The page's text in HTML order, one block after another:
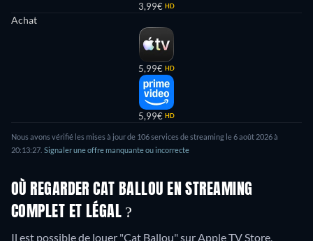
3,99€ HD
Achat
5,99€ HD
5,99€ HD
Nous avons vérifié les mises à jour de 106 services de streaming le 6 août 2026 à
20:13:27. Signaler une offre manquante ou incorrecte
OÙ REGARDER CAT BALLOU EN STREAMING
COMPLET ET LÉGAL ?
Il est possible de louer "Cat Ballou" sur Apple TV Store,